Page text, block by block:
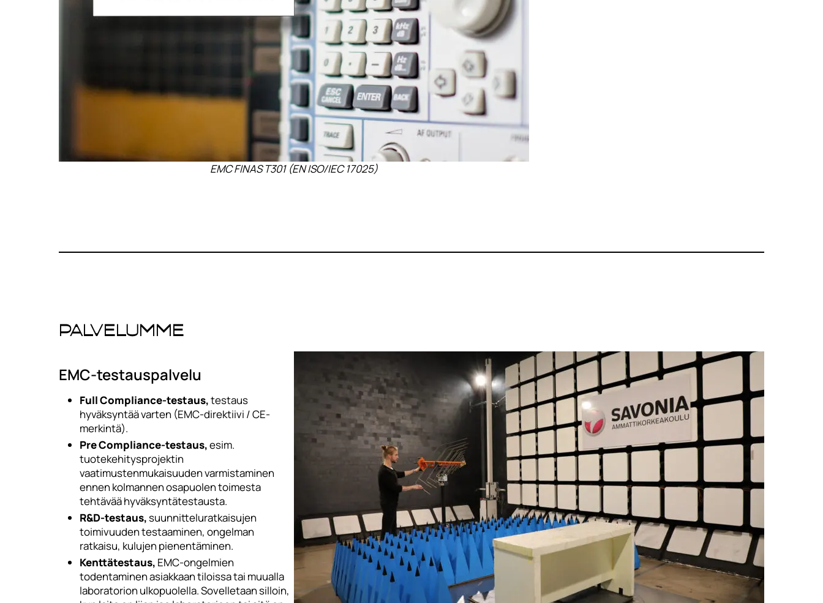
EMC FINAS T301 (EN ISO/IEC 17025)
Palvelumme
EMC-testauspalvelu
Full Compliance-testaus,testaus
hyväksyntää varten (EMC-direktiivi / CE-
merkintä).
Pre Compliance-testaus,esim.
tuotekehitysprojektin
vaatimustenmukaisuuden varmistaminen
ennen kolmannen osapuolen toimesta
tehtävää hyväksyntätestausta.
R&D-testaus,suunnitteluratkaisujen
toimivuuden testaaminen, ongelman
ratkaisu, kulujen pienentäminen.
Kenttätestaus, EMC-ongelmien
todentaminen asiakkaan tiloissa tai muualla
laboratorion ulkopuolella. Sovelletaan silloin,